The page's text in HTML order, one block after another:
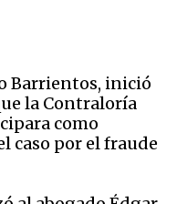
Barrientos, inició
la Contraloría
como
caso por el fraude